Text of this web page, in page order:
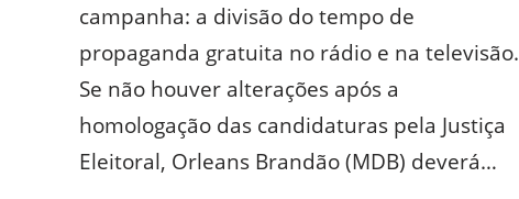
campanha: a divisão do tempo de
propaganda gratuita no rádio e na televisão.
Se não houver alterações após a
homologação das candidaturas pela Justiça
Eleitoral, Orleans Brandão (MDB) deverá…